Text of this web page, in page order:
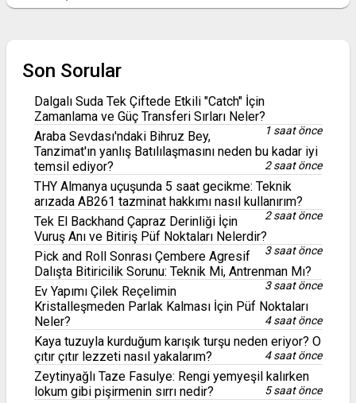
Son Sorular
Dalgalı Suda Tek Çiftede Etkili "Catch" İçin
Zamanlama ve Güç Transferi Sırları Neler?
1 saat önce
Araba Sevdası'ndaki Bihruz Bey,
Tanzimat'ın yanlış Batılılaşmasını neden bu kadar iyi
temsil ediyor?
2 saat önce
THY Almanya uçuşunda 5 saat gecikme: Teknik
arızada AB261 tazminat hakkımı nasıl kullanırım?
2 saat önce
Tek El Backhand Çapraz Derinliği İçin
Vuruş Anı ve Bitiriş Püf Noktaları Nelerdir?
3 saat önce
Pick and Roll Sonrası Çembere Agresif
Dalışta Bitiricilik Sorunu: Teknik Mi, Antrenman Mı?
3 saat önce
Ev Yapımı Çilek Reçelimin
Kristalleşmeden Parlak Kalması İçin Püf Noktaları
Neler?
4 saat önce
Kaya tuzuyla kurduğum karışık turşu neden eriyor? O
çıtır çıtır lezzeti nasıl yakalarım?
4 saat önce
Zeytinyağlı Taze Fasulye: Rengi yemyeşil kalırken
lokum gibi pişirmenin sırrı nedir?
5 saat önce